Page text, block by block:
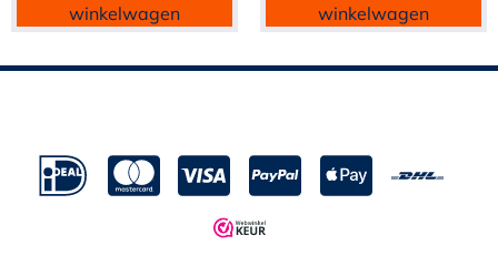
winkelwagen
winkelwagen